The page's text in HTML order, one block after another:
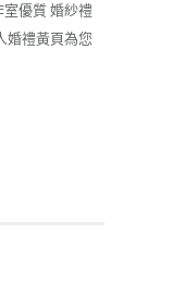
優質 婚紗禮
婚禮黃頁為您